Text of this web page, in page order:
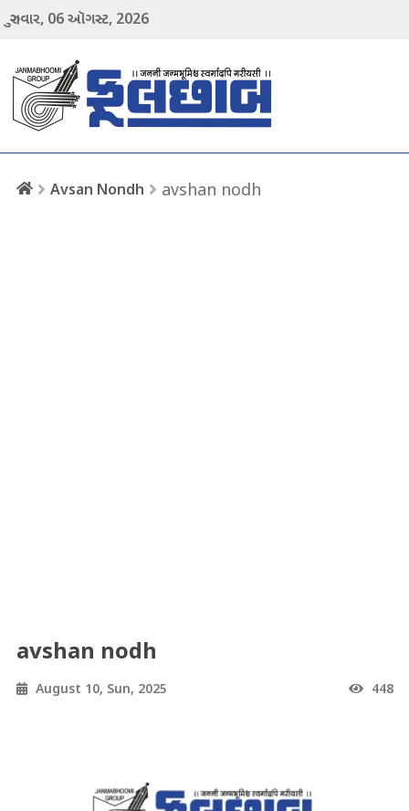
ગુરુવાર, 06ઑગસ્ટ, 2026
Avsan Nondh avshan nodh
avshan nodh
August 10, Sun, 2025 448